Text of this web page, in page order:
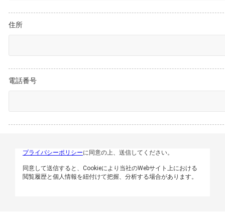
住所
電話番号
プライバシーポリシーに同意の上、送信してください。
同意して送信すると、Cookieにより当社のWebサイト上における
閲覧履歴と個人情報を紐付けて把握、分析する場合があります。